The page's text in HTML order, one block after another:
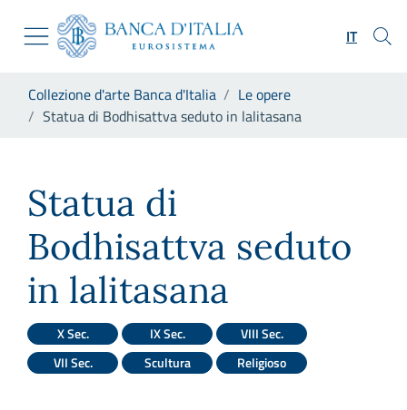
Skip to Main Content
Vai al sito istituzionale
Vai al menu di navigazione
Vai alla ricerca
Vai al footer
IT
Collezione d'arte Banca d'Italia
Le opere
Statua di Bodhisattva seduto in lalitasana
Statua di
Bodhisattva seduto
in lalitasana
X Sec. IX Sec.
VIII Sec.
VII Sec.
Scultura Religioso